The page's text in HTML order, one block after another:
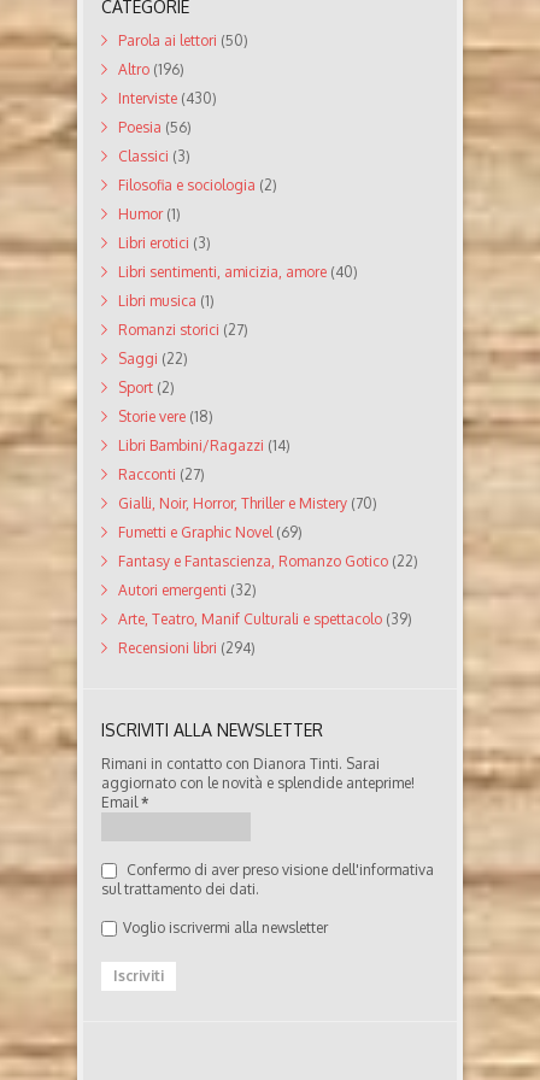
CATEGORIE
Parola ai lettori (50)
Altro (196)
Interviste (430)
Poesia (56)
Classici (3)
Filosofia e sociologia (2)
Humor(1)
Libri erotici (3)
Libri sentimenti, amicizia, amore (40)
Libri musica (1)
Romanzi storici (27)
Saggi (22)
Sport (2)
Storie vere (18)
Libri Bambini/Ragazzi (14)
Racconti (27)
Gialli, Noir, Horror, Thriller e Mistery (70)
Fumetti e Graphic Novel(69)
Fantasy e Fantascienza, Romanzo Gotico (22)
Autori emergenti (32)
Arte, Teatro, Manif Culturali e spettacolo (39)
Recensioni libri (294)
ISCRIVITI ALLA NEWSLETTER
Rimani in contatto con Dianora Tinti. Sarai
aggiornato con le novità e splendide anteprime!
Email*
Confermo di aver preso visione dell'informativa
sul trattamento dei dati.
Voglio iscrivermi alla newsletter